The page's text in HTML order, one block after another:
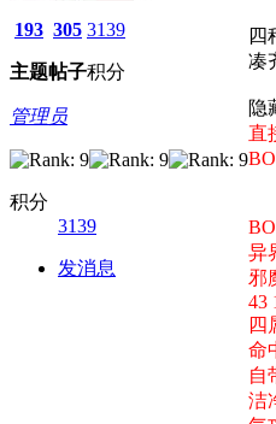
193
主题
305
帖子
3139
积分
管理员
积分
3139
发消息
四
凑
隐
直
异
邪
43
四
命
自
洁